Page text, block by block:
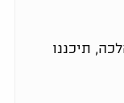
תיכננו